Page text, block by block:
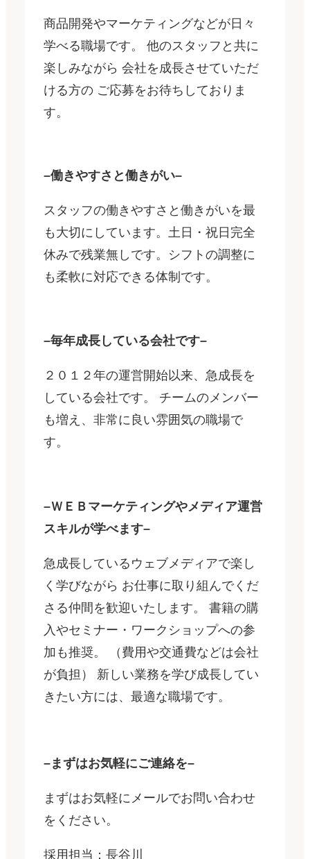
商品開発やマーケティングなどが日々
学べる職場です。 他のスタッフと共に
楽しみながら 会社を成長させていただ
ける方の ご応募をお待ちしておりま
す。
–働きやすさと働きがい–
スタッフの働きやすさと働きがいを最
も大切にしています。土日・祝日完全
休みで残業無しです。シフトの調整に
も柔軟に対応できる体制です。
–毎年成長している会社です–
２０１２年の運営開始以来、急成長を
している会社です。 チームのメンバー
も増え、非常に良い雰囲気の職場で
す。
–ＷＥＢマーケティングやメディア運営
スキルが学べます–
急成長しているウェブメディアで楽し
く学びながら お仕事に取り組んでくだ
さる仲間を歓迎いたします。 書籍の購
入やセミナー・ワークショップへの参
加も推奨。 （費用や交通費などは会社
が負担） 新しい業務を学び成長してい
きたい方には、最適な職場です。
–まずはお気軽にご連絡を–
まずはお気軽にメールでお問い合わせ
をください。
採用担当：長谷川